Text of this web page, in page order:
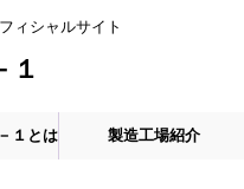
ィシャルサイト
１
１とは 製造工場紹介